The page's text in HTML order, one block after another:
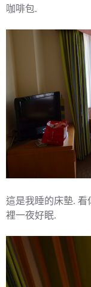
咖啡包.
這是我睡的床墊. 看
裡一夜好眠.